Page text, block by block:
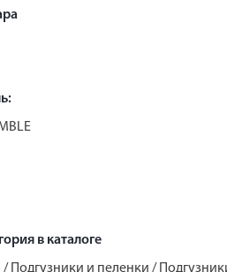
в каталоге
и пеленки /